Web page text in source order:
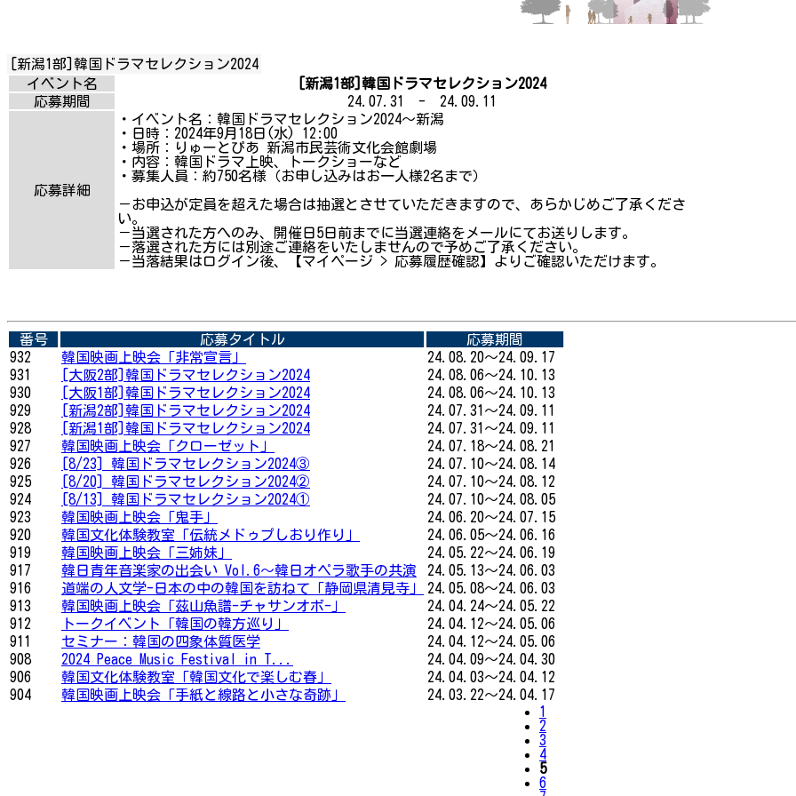
[新潟1部]韓国ドラマセレクション2024
イベント名
[新潟1部]韓国ドラマセレクション2024
応募期間
24.07.31 - 24.09.11
応募詳細
・イベント名：韓国ドラマセレクション2024～新潟
・日時：2024年9月18日(水) 12:00
・場所：りゅーとぴあ 新潟市民芸術文化会館劇場
・内容：韓国ドラマ上映、トークショーなど
・募集人員：約750名様（お申し込みはお一人様2名まで）
－お申込が定員を超えた場合は抽選とさせていただきますので、あらかじめご了承くださ
い。
－当選された方へのみ、開催日5日前までに当選連絡をメールにてお送りします。
－落選された方には別途ご連絡をいたしませんので予めご了承ください。
－当落結果はログイン後、【マイページ > 応募履歴確認】よりご確認いただけます。
番号 応募タイトル
応募期間
932
韓国映画上映会「非常宣言」
24.08.20～24.09.17
931
[大阪2部]韓国ドラマセレクション2024
24.08.06～24.10.13
930
[大阪1部]韓国ドラマセレクション2024
24.08.06～24.10.13
929
[新潟2部]韓国ドラマセレクション2024
24.07.31～24.09.11
928
[新潟1部]韓国ドラマセレクション2024
24.07.31～24.09.11
927
韓国映画上映会「クローゼット」
24.07.18～24.08.21
926
[8/23] 韓国ドラマセレクション2024③
24.07.10～24.08.14
925
[8/20] 韓国ドラマセレクション2024②
24.07.10～24.08.12
924
[8/13] 韓国ドラマセレクション2024①
24.07.10～24.08.05
923
韓国映画上映会「鬼手」
24.06.20～24.07.15
920
韓国文化体験教室「伝統メドゥプしおり作り」
24.06.05～24.06.16
919
韓国映画上映会「三姉妹」
24.05.22～24.06.19
917
韓日青年音楽家の出会い Vol.6～韓日オペラ歌手の共演
24.05.13～24.06.03
916
道端の人文学-日本の中の韓国を訪ねて「静岡県清見寺」
24.05.08～24.06.03
913
韓国映画上映会「茲山魚譜-チャサンオボ-」
24.04.24～24.05.22
912
トークイベント「韓国の韓方巡り」
24.04.12～24.05.06
911
セミナー：韓国の四象体質医学
24.04.12～24.05.06
908
2024 Peace Music Festival in T...
24.04.09～24.04.30
906
韓国文化体験教室「韓国文化で楽しむ春」
24.04.03～24.04.12
904
韓国映画上映会「手紙と線路と小さな奇跡」
24.03.22～24.04.17
1
2
3
4
5
6